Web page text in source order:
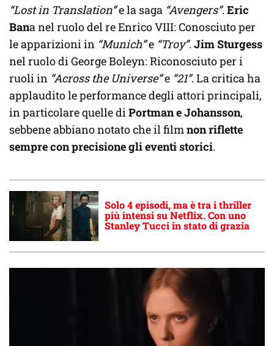
“Lost in Translation”e la saga “Avengers”. Eric
Bana nel ruolo del re Enrico VIII: Conosciuto per
le apparizioni in “Munich”e “Troy”. Jim Sturgess
nel ruolo di George Boleyn: Riconosciuto per i
ruoli in “Across the Universe”e “21”. La critica ha
applaudito le performance degli attori principali,
in particolare quelle diPortman e Johansson,
sebbene abbiano notato che il filmnon riflette
sempre con precisione gli eventi storici.
Solo 4 episodi, ma è tra i thriller
più intensi su Netflix. Con uno
Stanley Tucci in stato di grazia